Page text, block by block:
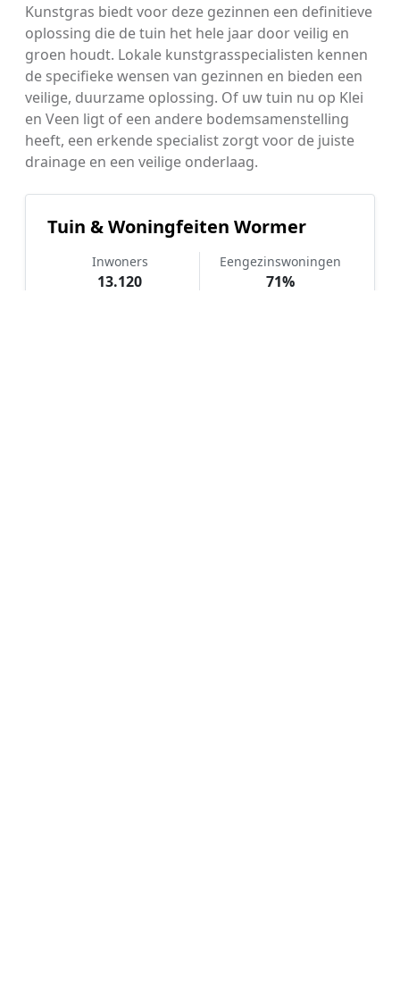
Kunstgras biedt voor deze gezinnen een definitieve
oplossing die de tuin het hele jaar door veilig en
groen houdt. Lokale kunstgrasspecialisten kennen
de specifieke wensen van gezinnen en bieden een
veilige, duurzame oplossing. Of uw tuin nu op Klei
en Veen ligt of een andere bodemsamenstelling
heeft, een erkende specialist zorgt voor de juiste
drainage en een veilige onderlaag.
Tuin & Woningfeiten Wormer
Inwoners
13.120
Eengezinswoningen
71%